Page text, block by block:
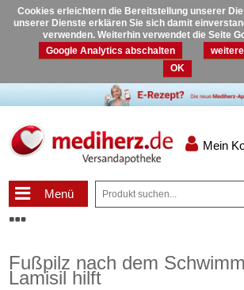
Cookies erleichtern die Bereitstellung unserer
unserer Dienste erklären Sie sich damit
verwenden. Weiterhin verwendet die Seite
Google Analytics abschalten
OK
Mein
Menü
Fußpilz nach dem
Lamisil hilft